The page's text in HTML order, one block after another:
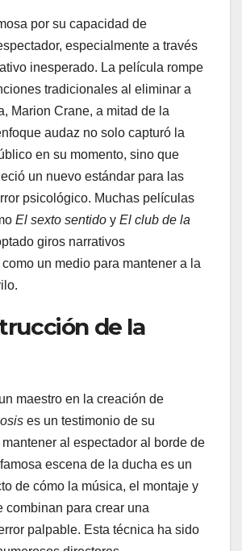
por su capacidad de
especialmente a través
inesperado. La película rompe
tradicionales al eliminar a
Marion Crane, a mitad de la
audaz no solo capturó la
en su momento, sino que
un nuevo estándar para las
psicológico. Muchas películas
El sexto sentido y El club de la
giros narrativos
un medio para mantener a la
de la
maestro en la creación de
es un testimonio de su
al espectador al borde de
escena de la ducha es un
de cómo la música, el montaje y
combinan para crear una
palpable. Esta técnica ha sido